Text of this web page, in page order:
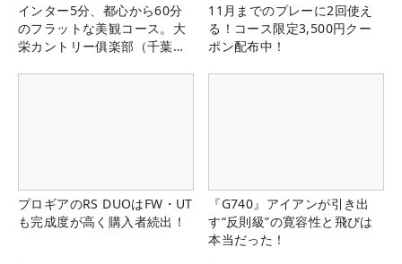
インター5分、都心から60分
のフラットな美観コース。大
栄カントリー俱楽部（千葉
11月までのプレーに2回使え
る！コース限定3,500円クー
ポン配布中！
プロギアのRS DUOはFW・UT
も完成度が高く購入者続出！
『G740』アイアンが引き出
す“反則級”の寛容性と飛びは
本当だった！